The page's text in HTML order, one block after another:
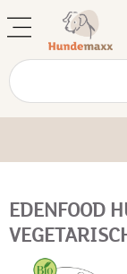
EDENFOOD